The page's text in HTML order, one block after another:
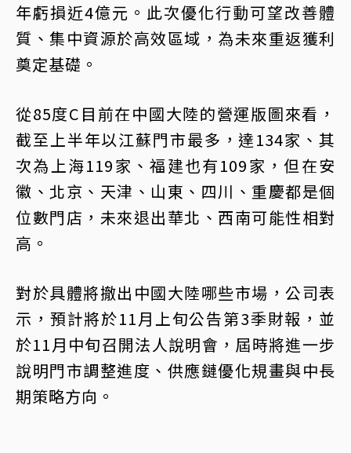
年虧損近4億元。此次優化行動可望改善體
質、集中資源於高效區域，為未來重返獲利
奠定基礎。
從85度C目前在中國大陸的營運版圖來看，
截至上半年以江蘇門市最多，達134家、其
次為上海119家、福建也有109家，但在安
徽、北京、天津、山東、四川、重慶都是個
位數門店，未來退出華北、西南可能性相對
高。
對於具體將撤出中國大陸哪些市場，公司表
示，預計將於11月上旬公告第3季財報，並
於11月中旬召開法人說明會，屆時將進一步
說明門市調整進度、供應鏈優化規畫與中長
期策略方向。